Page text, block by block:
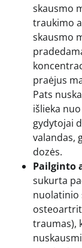
skausmo
traukimo
skausmo
praėjus
Pats
išlieka
gydytojai
valandas,
dozės.
Pailginto
sukurta
nuolatinio
traumas),